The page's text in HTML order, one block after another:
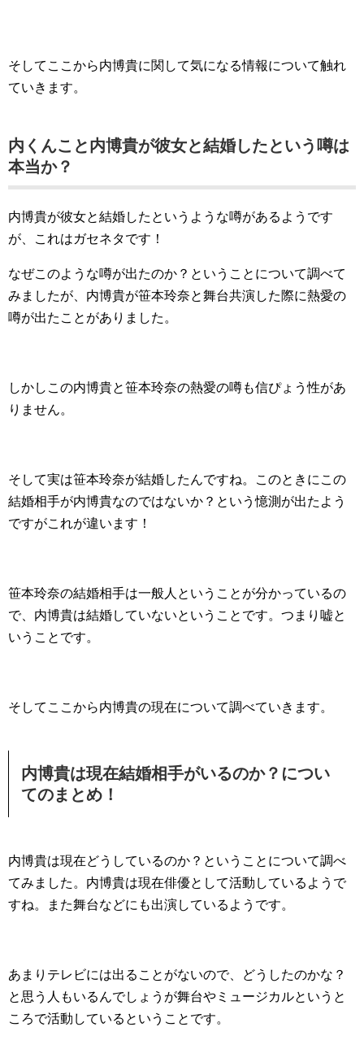
そしてここから内博貴に関して気になる情報について触れ
ていきます。
内くんこと内博貴が彼女と結婚したという噂は
本当か？
内博貴が彼女と結婚したというような噂があるようです
が、これはガセネタです！
なぜこのような噂が出たのか？ということについて調べて
みましたが、内博貴が笹本玲奈と舞台共演した際に熱愛の
噂が出たことがありました。
しかしこの内博貴と笹本玲奈の熱愛の噂も信ぴょう性があ
りません。
そして実は笹本玲奈が結婚したんですね。このときにこの
結婚相手が内博貴なのではないか？という憶測が出たよう
ですがこれが違います！
笹本玲奈の結婚相手は一般人ということが分かっているの
で、内博貴は結婚していないということです。つまり嘘と
いうことです。
そしてここから内博貴の現在について調べていきます。
内博貴は現在結婚相手がいるのか？につい
てのまとめ！
内博貴は現在どうしているのか？ということについて調べ
てみました。内博貴は現在俳優として活動しているようで
すね。また舞台などにも出演しているようです。
あまりテレビには出ることがないので、どうしたのかな？
と思う人もいるんでしょうが舞台やミュージカルというと
ころで活動しているということです。